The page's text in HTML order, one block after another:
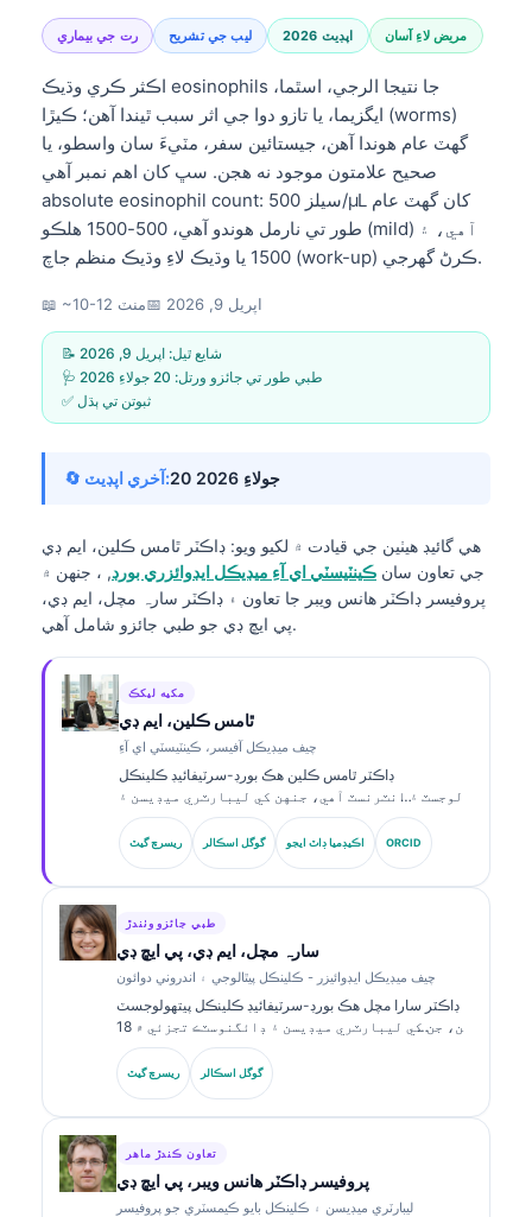
رت جي بيماري ليب جي تشريح 2026 اپڊيٽ مريض لاءِ آسان
اڪثر ڪري وڌيڪ eosinophils جا نتيجا الرجي، اسٿما،
ايگزيما، يا تازو دوا جي اثر سبب ٿيندا آهن؛ ڪيڙا (worms)
گهٽ عام هوندا آهن، جيستائين سفر، مٽيءَ سان واسطو، يا
صحيح علامتون موجود نه هجن. سڀ کان اهم نمبر آهي
absolute eosinophil count: 500 سيلز/µL کان گهٽ عام
طور تي نارمل هوندو آهي، 500-1500 هلڪو (mild) آهي، ۽
1500 يا وڌيڪ لاءِ وڌيڪ منظم جاچ (work-up) ڪرڻ گهرجي.
📖 ~10-12 منٽ📅 اپريل 9, 2026
📝 شايع ٿيل: اپريل 9, 2026
🩺 طبي طور تي جائزو ورتل: 20 جولاءِ 2026
✅ ثبوتن تي ٻڌل
🔄 آخري اپڊيٽ: 20 جولاءِ 2026
هي گائيڊ هيٺين جي قيادت ۾ لکيو ويو: ڊاڪٽر ٿامس ڪلين، ايم ڊي
جي تعاون سان ڪينٽيسٽي اي آءِ ميڊيڪل ايڊوائزري بورڊ, ، جنهن ۾
پروفيسر ڊاڪٽر هانس ويبر جا تعاون ۽ ڊاڪٽر سارہ مچل، ايم ڊي،
پي ايڇ ڊي جو طبي جائزو شامل آهي.
مکيه ليکڪ
ٿامس ڪلين، ايم ڊي
چيف ميڊيڪل آفيسر، ڪينٽيسٽي اي آءِ
ڊاڪٽر ٿامس ڪلين هڪ بورڊ-سرٽيفائيڊ ڪلينڪل
هيماتولوجسٽ ۽ انٽرنسٽ آهي، جنهن کي ليبارٽري ميڊيسن ۽
AI-سهائتا ڪيل ڪلينڪل تجزيي ۾ 15 سالن کان وڌيڪ جو
تجربو آهي. Kantesti AI ۾ چيف ميڊيڪل آفيسر جي حيثيت ۾،
هو ملڪيت واري نيورل نيٽ ورڪ جي طبي درستگي بابت
ريسرچ گيٽ گوگل اسڪالر اڪيڊميا ڊاٽ ايجو ORCID
طبي جائزو وٺندڙ
سارہ مچل، ايم ڊي، پي ايڇ ڊي
چيف ميڊيڪل ايڊوائيزر - ڪلينڪل پيٿالوجي ۽ اندروني دوائون
ڊاڪٽر سارا مچل هڪ بورڊ-سرٽيفائيڊ ڪلينڪل پيتھولوجسٽ
آهن، جن کي ليبارٽري ميڊيسن ۽ ڊائگنوسٽڪ تجزئي ۾ 18
سالن کان وڌيڪ جو تجربو آهي. انهن وٽ ڪلينڪل ڪيمسٽري
۾ خاص سرٽيفڪيشنون آهن ۽ ڪلينڪل مشق ۾ بائيو مارڪر
پينلز ۽ ليبارٽري تجزئي بابت ڪيترائي تحقيقي ڪم شايع ڪيا
ريسرچ گيٽ گوگل اسڪالر
تعاون ڪندڙ ماهر
پروفيسر ڊاڪٽر هانس ويبر، پي ايڇ ڊي
ليبارٽري ميڊيسن ۽ ڪلينڪل بايو ڪيمسٽري جو پروفيسر